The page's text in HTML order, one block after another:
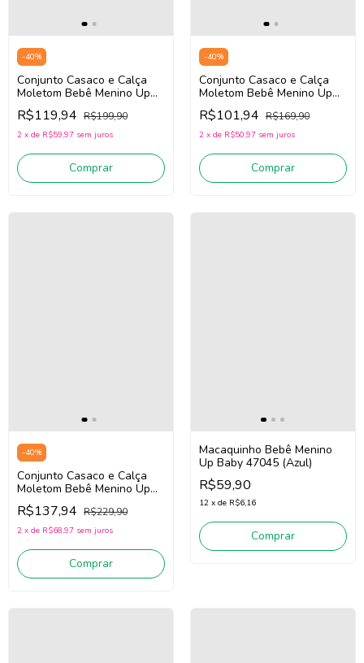
-40%
Conjunto Casaco e Calça
Moletom Bebê Menino Up
Baby 45891 (Bege Claro)
R$119,94 R$199,90
2 x de R$59,97 sem juros
Comprar
-40%
Conjunto Casaco e Calça
Moletom Bebê Menino Up
Baby 45897 (Branco/Preto)
R$101,94 R$169,90
2 x de R$50,97 sem juros
Comprar
-40%
Conjunto Casaco e Calça
Moletom Bebê Menino Up
Baby 45894 (Verde)
R$137,94 R$229,90
2 x de R$68,97 sem juros
Comprar
Macaquinho Bebê Menino
Up Baby 47045 (Azul)
R$59,90
12 x de R$6,16
Comprar